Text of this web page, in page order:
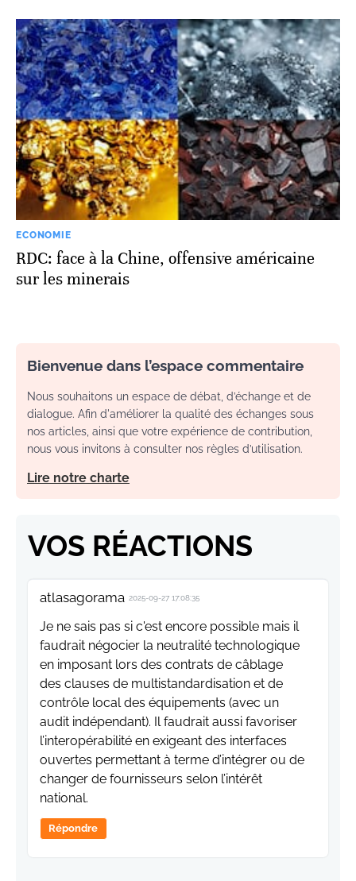
ECONOMIE
RDC: face à la Chine, offensive américaine
sur les minerais
Bienvenue dans l’espace commentaire
Nous souhaitons un espace de débat, d’échange et de
dialogue. Afin d'améliorer la qualité des échanges sous
nos articles, ainsi que votre expérience de contribution,
nous vous invitons à consulter nos règles d’utilisation.
Lire notre charte
VOS RÉACTIONS
atlasagorama 2025-09-27 17:08:35
Je ne sais pas si c'est encore possible mais il
faudrait négocier la neutralité technologique
en imposant lors des contrats de câblage
des clauses de multistandardisation et de
contrôle local des équipements (avec un
audit indépendant). Il faudrait aussi favoriser
l’interopérabilité en exigeant des interfaces
ouvertes permettant à terme d’intégrer ou de
changer de fournisseurs selon l’intérêt
national.
Répondre